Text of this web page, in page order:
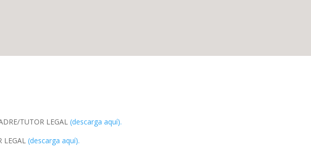
TUTOR LEGAL (descarga aquí).
LEGAL (descarga aquí).